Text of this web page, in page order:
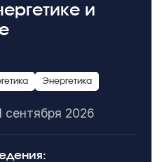
и
Энергетика
сентября 2026